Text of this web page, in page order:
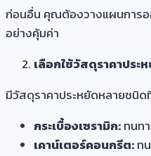
ก่อนอื่น คุณต้องวางแผนการอ
อย่างคุ้มค่า
เลือกใช้วัสดุราคาประ
มีวัสดุราคาประหยัดหลายชนิด
กระเบื้องเซรามิก:ทนท
เคาน์เตอร์คอนกรีต:ท